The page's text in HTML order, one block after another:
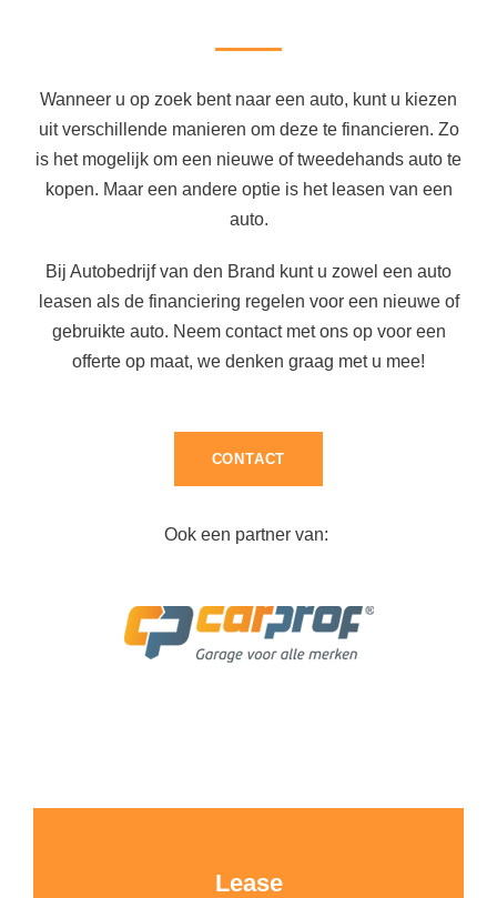
Wanneer u op zoek bent naar een auto, kunt u kiezen
uit verschillende manieren om deze te financieren. Zo
is het mogelijk om een nieuwe of tweedehands auto te
kopen. Maar een andere optie is het leasen van een
auto.
Bij Autobedrijf van den Brand kunt u zowel een auto
leasen als de financiering regelen voor een nieuwe of
gebruikte auto. Neem contact met ons op voor een
offerte op maat, we denken graag met u mee!
CONTACT
Ook een partner van:
Lease